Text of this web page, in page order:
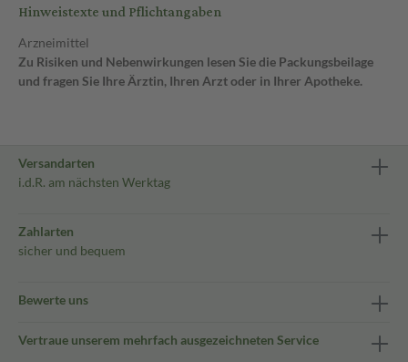
Hinweistexte und Pflichtangaben
Arzneimittel
Zu Risiken und Nebenwirkungen lesen Sie die Packungsbeilage
und fragen Sie Ihre Ärztin, Ihren Arzt oder in Ihrer Apotheke.
Versandarten
i.d.R. am nächsten Werktag
Zahlarten
sicher und bequem
Bewerte uns
Vertraue unserem mehrfach ausgezeichneten Service